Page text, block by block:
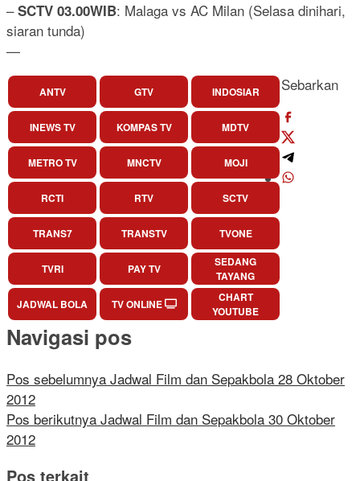
–SCTV 03.00WIB: Malaga vs AC Milan (Selasa dinihari,
siaran tunda)
—
ANTV GTV INDOSIAR
INEWS TV KOMPAS TV MDTV
METRO TV MNCTV MOJI
RCTI RTV SCTV
TRANS7 TRANSTV TVONE
TVRI PAY TV
SEDANG
TAYANG
JADWAL BOLA
TV ONLINE
CHART
YOUTUBE
Sebarkan
Navigasi pos
Pos sebelumnya Jadwal Film dan Sepakbola 28 Oktober
2012
Pos berikutnya Jadwal Film dan Sepakbola 30 Oktober
2012
Pos terkait